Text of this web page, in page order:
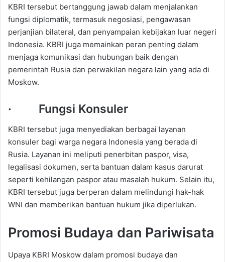
KBRI tersebut bertanggung jawab dalam menjalankan
fungsi diplomatik, termasuk negosiasi, pengawasan
perjanjian bilateral, dan penyampaian kebijakan luar negeri
Indonesia. KBRI juga memainkan peran penting dalam
menjaga komunikasi dan hubungan baik dengan
pemerintah Rusia dan perwakilan negara lain yang ada di
Moskow.
· Fungsi Konsuler
KBRI tersebut juga menyediakan berbagai layanan
konsuler bagi warga negara Indonesia yang berada di
Rusia. Layanan ini meliputi penerbitan paspor, visa,
legalisasi dokumen, serta bantuan dalam kasus darurat
seperti kehilangan paspor atau masalah hukum. Selain itu,
KBRI tersebut juga berperan dalam melindungi hak-hak
WNI dan memberikan bantuan hukum jika diperlukan.
Promosi Budaya dan Pariwisata
Upaya KBRI Moskow dalam promosi budaya dan